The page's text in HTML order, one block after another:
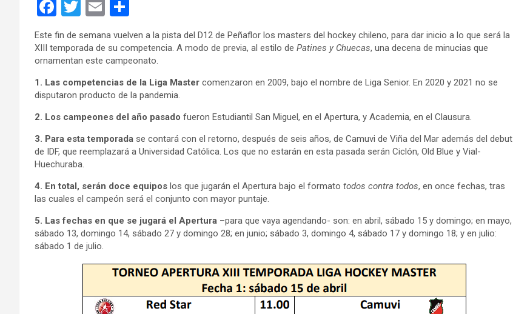
F
a
ce
b
o
o
k
T
tt
er
E
ail m
p
ar
tir
Este fin de semana vuelven a la pista del D12 de Peñaflor los masters del hockey chileno, para dar inicio a lo que será la
XIII temporada de su competencia. A modo de previa, al estilo de Patines y Chuecas, una decena de minucias que
ornamentan este campeonato.
1. Las competencias de la Liga Master comenzaron en 2009, bajo el nombre de Liga Senior. En 2020 y 2021 no se
disputaron producto de la pandemia.
2. Los campeones del año pasado fueron Estudiantil San Miguel, en el Apertura, y Academia, en el Clausura.
3. Para esta temporada se contará con el retorno, después de seis años, de Camuvi de Viña del Mar además del debut
de IDF, que reemplazará a Universidad Católica. Los que no estarán en esta pasada serán Ciclón, Old Blue y Vial-
Huechuraba.
4. En total, serán doce equipos los que jugarán el Apertura bajo el formato todos contra todos, en once fechas, tras
las cuales el campeón será el conjunto con mayor puntaje.
5. Las fechas en que se jugará el Apertura –para que vaya agendando- son: en abril, sábado 15 y domingo; en mayo,
sábado 13, domingo 14, sábado 27 y domingo 28; en junio; sábado 3, domingo 4, sábado 17 y domingo 18; y en julio:
sábado 1 de julio.